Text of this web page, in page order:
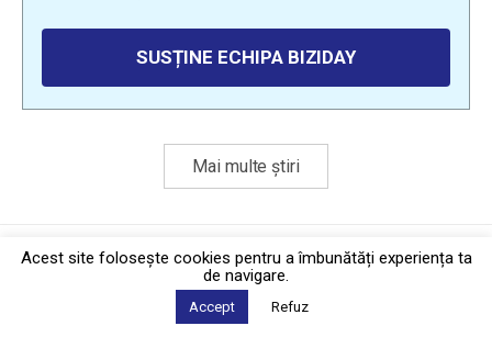
SUSȚINE ECHIPA BIZIDAY
Mai multe știri
Politica de confidențialitate·Contact
2026 © Biziday
Acest site foloseşte cookies pentru a îmbunătăți experiența ta
de navigare.
Accept Refuz